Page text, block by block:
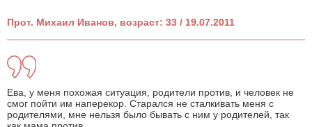
Прот. Михаил Иванов, возраст: 33 / 19.07.2011
Ева, у меня похожая ситуация, родители против, и человек не
смог пойти им наперекор. Старался не сталкивать меня с
родителями, мне нельзя было бывать с ним у родителей, так